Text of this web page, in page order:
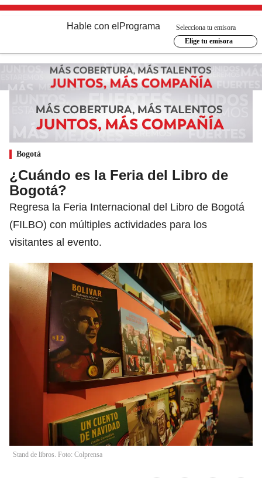
Hable con el Programa
Selecciona tu emisora
Elige tu emisora
Bogotá
¿Cuándo es la Feria del Libro de
Bogotá?
Regresa la Feria Internacional del Libro de Bogotá
(FILBO) con múltiples actividades para los
visitantes al evento.
Stand de libros. Foto: Colprensa